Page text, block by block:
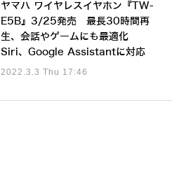
ヤマハ ワイヤレスイヤホン『TW-
E5B』3/25発売 最長30時間再
生、会話やゲームにも最適化
Siri、Google Assistantに対応
2022.3.3 Thu 17:46